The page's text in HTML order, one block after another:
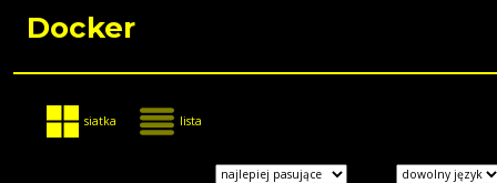
Docker
siatka lista